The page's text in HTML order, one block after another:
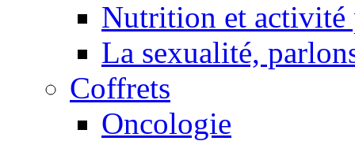
Nutrition et activité
La sexualité,
Coffrets
Oncologie